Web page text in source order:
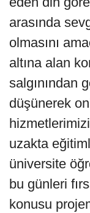
arasında
olmasını
altına alan
salgınından
düşünerek
uzakta
üniversite
bu günleri
konusu